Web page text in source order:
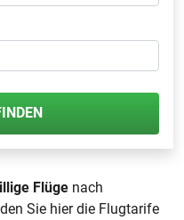
Flüge nach
Sie hier die Flugtarife